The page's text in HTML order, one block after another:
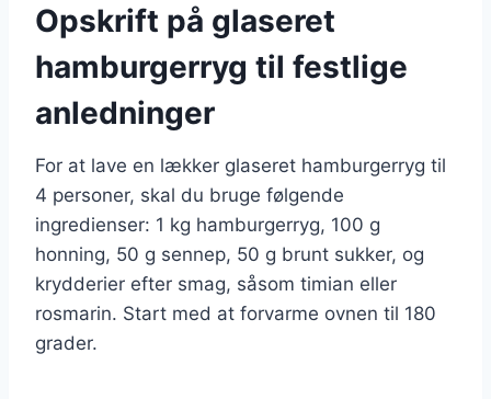
Opskrift på glaseret
hamburgerryg til festlige
anledninger
For at lave en lækker glaseret hamburgerryg til
4 personer, skal du bruge følgende
ingredienser: 1 kg hamburgerryg, 100 g
honning, 50 g sennep, 50 g brunt sukker, og
krydderier efter smag, såsom timian eller
rosmarin. Start med at forvarme ovnen til 180
grader.